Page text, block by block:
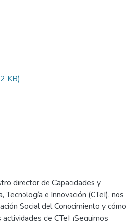
KB)
director de Capacidades y
Tecnología e Innovación (CTeI), nos
Social del Conocimiento y cómo
de CTeI. ¡Seguimos